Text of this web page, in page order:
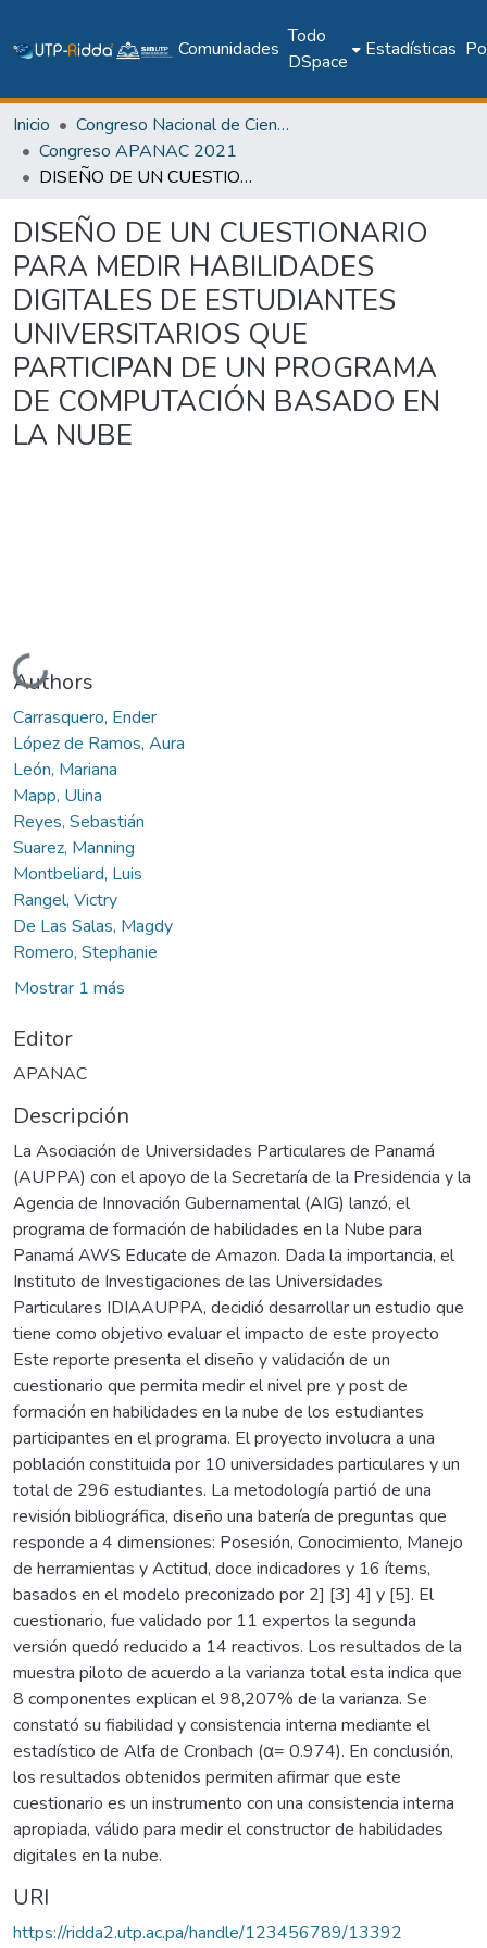
Comunidades
Todo
DSpace
Estadísticas
Inicio
Congreso Nacional de Ciencia y Tecnología – APANAC
Congreso APANAC 2021
DISEÑO DE UN CUESTIONARIO PARA MEDIR HABILIDADES DIGITALES DE ESTUDIANTES UNIVERSITARIOS QUE PARTICIPAN DE UN PROGRAMA DE COMPUTACIÓN BASADO EN LA NUBE
DISEÑO DE UN CUESTIONARIO
PARA MEDIR HABILIDADES
DIGITALES DE ESTUDIANTES
UNIVERSITARIOS QUE
PARTICIPAN DE UN PROGRAMA
DE COMPUTACIÓN BASADO EN
LA NUBE
Cargando...
Authors
Carrasquero, Ender
López de Ramos, Aura
León, Mariana
Mapp, Ulina
Reyes, Sebastián
Suarez, Manning
Montbeliard, Luis
Rangel, Victry
De Las Salas, Magdy
Romero, Stephanie
Mostrar 1 más
Editor
APANAC
Descripción
La Asociación de Universidades Particulares de Panamá
(AUPPA) con el apoyo de la Secretaría de la Presidencia y la
Agencia de Innovación Gubernamental (AIG) lanzó, el
programa de formación de habilidades en la Nube para
Panamá AWS Educate de Amazon. Dada la importancia, el
Instituto de Investigaciones de las Universidades
Particulares IDIAAUPPA, decidió desarrollar un estudio que
tiene como objetivo evaluar el impacto de este proyecto
Este reporte presenta el diseño y validación de un
cuestionario que permita medir el nivel pre y post de
formación en habilidades en la nube de los estudiantes
participantes en el programa. El proyecto involucra a una
población constituida por 10 universidades particulares y un
total de 296 estudiantes. La metodología partió de una
revisión bibliográfica, diseño una batería de preguntas que
responde a 4 dimensiones: Posesión, Conocimiento, Manejo
de herramientas y Actitud, doce indicadores y 16 ítems,
basados en el modelo preconizado por 2] [3] 4] y [5]. El
cuestionario, fue validado por 11 expertos la segunda
versión quedó reducido a 14 reactivos. Los resultados de la
muestra piloto de acuerdo a la varianza total esta indica que
8 componentes explican el 98,207% de la varianza. Se
constató su fiabilidad y consistencia interna mediante el
estadístico de Alfa de Cronbach (α= 0.974). En conclusión,
los resultados obtenidos permiten afirmar que este
cuestionario es un instrumento con una consistencia interna
apropiada, válido para medir el constructor de habilidades
digitales en la nube.
URI
https://ridda2.utp.ac.pa/handle/123456789/13392